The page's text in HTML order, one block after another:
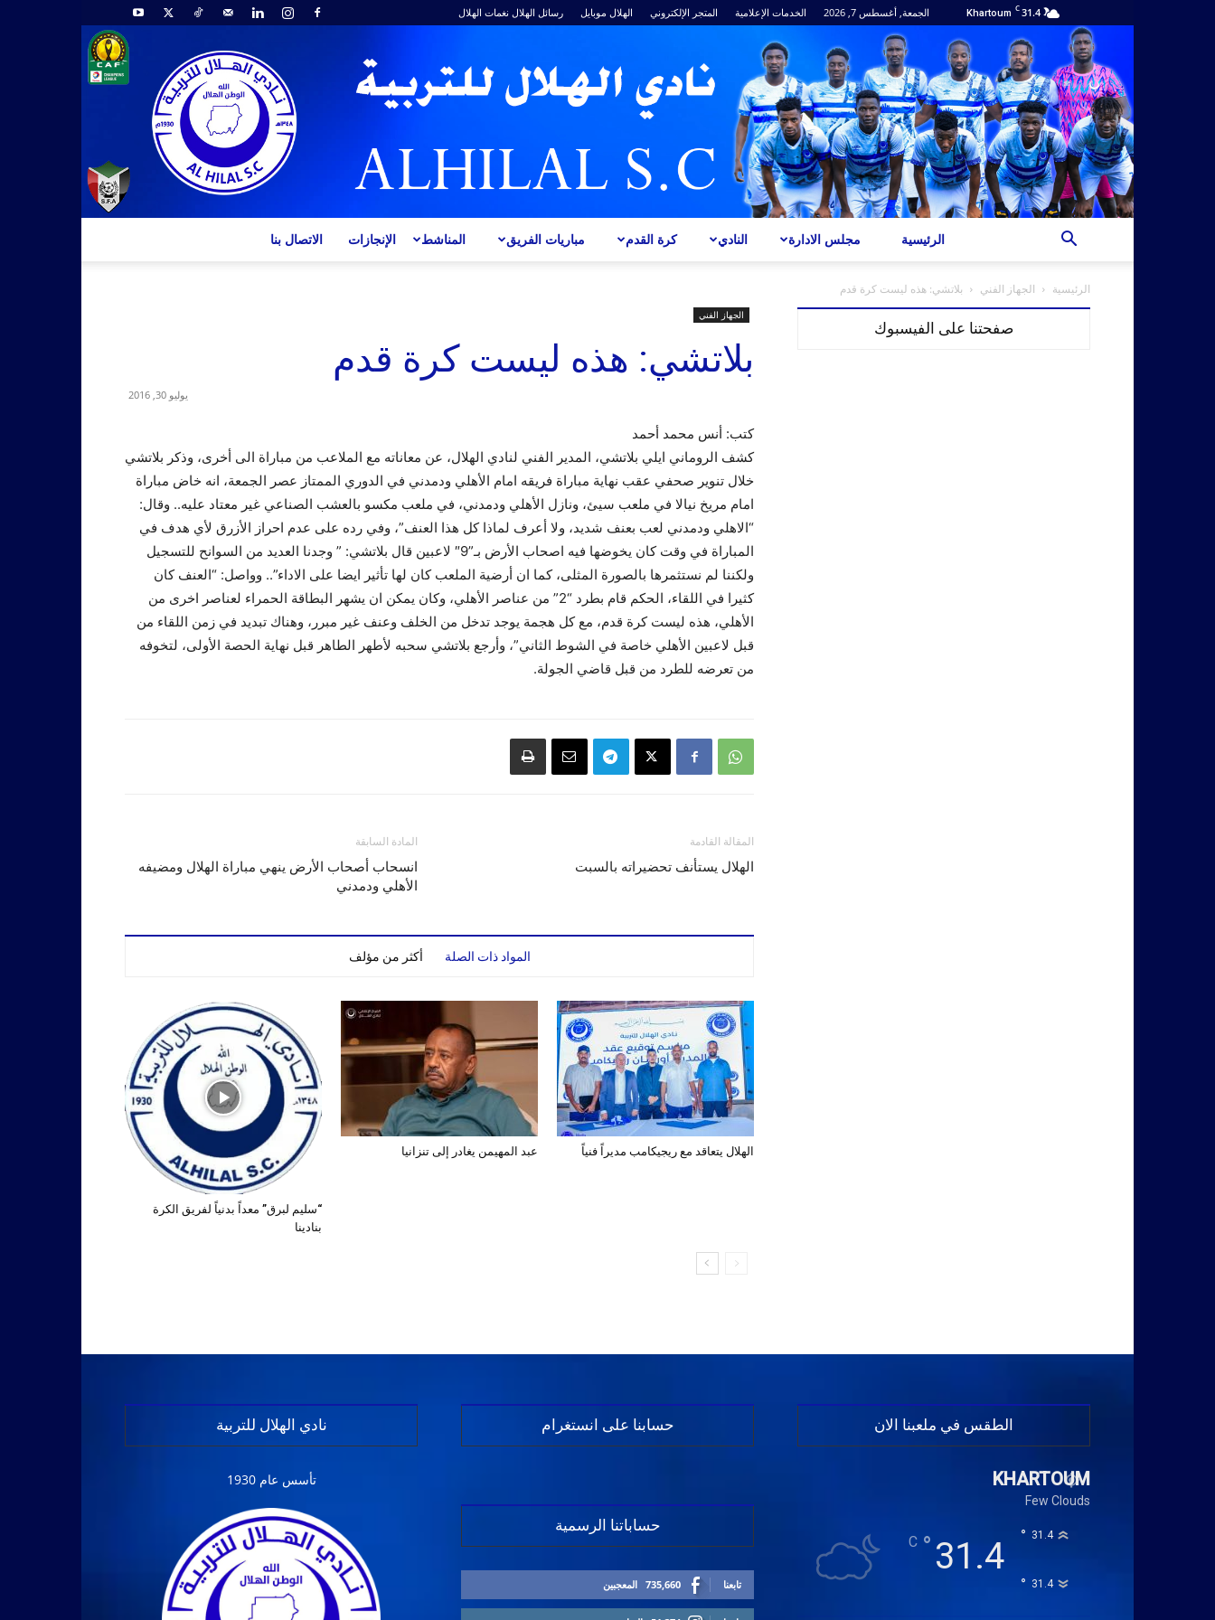
31.4
C
Khartoum الجمعة, أغسطس 7, 2026 الخدمات الإعلامية المتجر الإلكتروني الهلال موبايل رسائل الهلال نغمات الهلال
الاتصال بنا الإنجازات المناشط مباريات الفريق كرة القدم النادي مجلس الادارة الرئيسية
الرئيسية الجهاز الفني بلاتشي: هذه ليست كرة قدم
الجهاز الفني
بلاتشي: هذه ليست كرة قدم
يوليو 30, 2016
كتب: أنس محمد أحمد
كشف الروماني ايلي بلاتشي، المدير الفني لنادي الهلال، عن معاناته مع الملاعب من مباراة الى أخرى، وذكر بلاتشي
خلال تنوير صحفي عقب نهاية مباراة فريقه امام الأهلي ودمدني في الدوري الممتاز عصر الجمعة، انه خاض مباراة
امام مريخ نيالا في ملعب سيئ، ونازل الأهلي ودمدني، في ملعب مكسو بالعشب الصناعي غير معتاد عليه.. وقال:
“الاهلي ودمدني لعب بعنف شديد، ولا أعرف لماذا كل هذا العنف”، وفي رده على عدم احراز الأزرق لأي هدف في
المباراة في وقت كان يخوضها فيه اصحاب الأرض بـ”9″ لاعبين قال بلاتشي: ” وجدنا العديد من السوانح للتسجيل
ولكننا لم نستثمرها بالصورة المثلى، كما ان أرضية الملعب كان لها تأثير ايضا على الاداء”.. وواصل: “العنف كان
كثيرا في اللقاء، الحكم قام بطرد “2” من عناصر الأهلي، وكان يمكن ان يشهر البطاقة الحمراء لعناصر اخرى من
الأهلي، هذه ليست كرة قدم، مع كل هجمة يوجد تدخل من الخلف وعنف غير مبرر، وهناك تبديد في زمن اللقاء من
قبل لاعبين الأهلي خاصة في الشوط الثاني”، وأرجع بلاتشي سحبه لأطهر الطاهر قبل نهاية الحصة الأولى، لتخوفه
من تعرضه للطرد من قبل قاضي الجولة.
المادة السابقة
انسحاب أصحاب الأرض ينهي مباراة الهلال ومضيفه
الأهلي ودمدني
المقالة القادمة
الهلال يستأنف تحضيراته بالسبت
المواد ذات الصلة أكثر من مؤلف
“سليم لبرق” معداً بدنياً لفريق الكرة
بنادينا
عبد المهيمن يغادر إلى تنزانيا الهلال يتعاقد مع ريجيكامب مديراً فنياً
صفحتنا على الفيسبوك
نادي الهلال للتربية
تأسس عام 1930
حسابنا على انستغرام
حساباتنا الرسمية
735,660 المعجبين تابعنا
الطقس في ملعبنا الان
KHARTOUM
Few Clouds
31.4
°
C 31.4
°
31.4
°